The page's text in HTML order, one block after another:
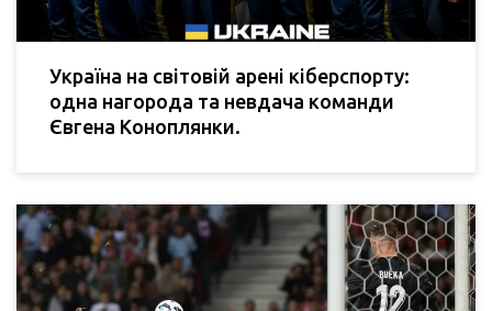
Україна на світовій арені кіберспорту:
одна нагорода та невдача команди
Євгена Коноплянки.